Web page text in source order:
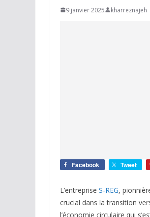
9 janvier 2025 kharreznajeh
Facebook Tweet
L’entreprise S-REG,
crucial dans la transition
l’économie circulaire qui